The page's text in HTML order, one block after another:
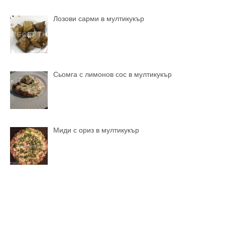
Лозови сарми в мултикукър
Сьомга с лимонов сос в мултикукър
Миди с ориз в мултикукър